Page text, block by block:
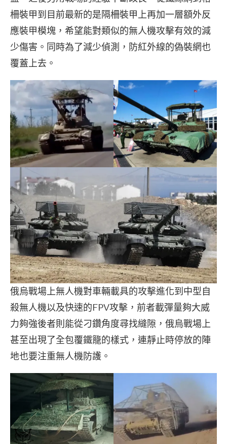
柵裝甲到目前最新的是隔柵裝甲上再加一層額外反
應裝甲模塊，希望能對類似的無人機攻擊有效的減
少傷害。同時為了減少偵測，防紅外線的偽裝網也
覆蓋上去。
俄烏戰場上無人機對車輛載具的攻擊進化到中型自
殺無人機以及快速的FPV攻擊，前者載彈量夠大威
力夠強後者則能從刁鑽角度尋找縫隙，俄烏戰場上
甚至出現了全包覆鐵籠的樣式，連靜止時停放的陣
地也要注重無人機防護。